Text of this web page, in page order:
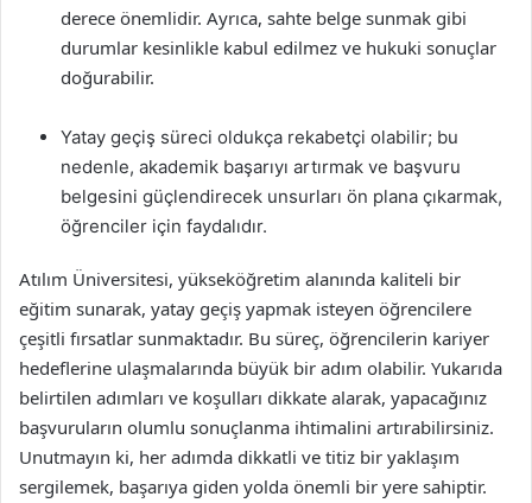
derece önemlidir. Ayrıca, sahte belge sunmak gibi
durumlar kesinlikle kabul edilmez ve hukuki sonuçlar
doğurabilir.
Yatay geçiş süreci oldukça rekabetçi olabilir; bu
nedenle, akademik başarıyı artırmak ve başvuru
belgesini güçlendirecek unsurları ön plana çıkarmak,
öğrenciler için faydalıdır.
Atılım Üniversitesi, yükseköğretim alanında kaliteli bir
eğitim sunarak, yatay geçiş yapmak isteyen öğrencilere
çeşitli fırsatlar sunmaktadır. Bu süreç, öğrencilerin kariyer
hedeflerine ulaşmalarında büyük bir adım olabilir. Yukarıda
belirtilen adımları ve koşulları dikkate alarak, yapacağınız
başvuruların olumlu sonuçlanma ihtimalini artırabilirsiniz.
Unutmayın ki, her adımda dikkatli ve titiz bir yaklaşım
sergilemek, başarıya giden yolda önemli bir yere sahiptir.